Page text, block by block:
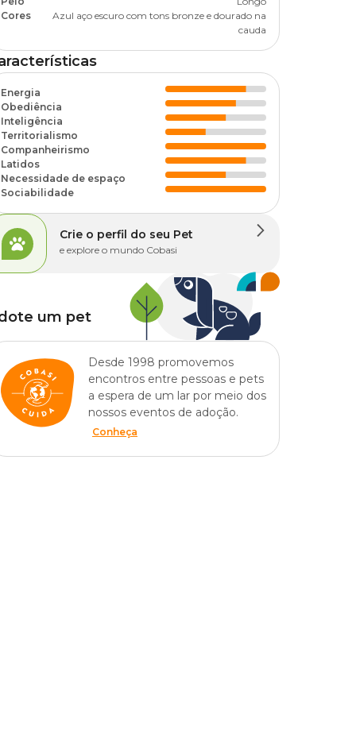
Cores
Azul aço escuro com tons bronze e dourado na
cauda
Energia
Obediência
Inteligência
Territorialismo
Companheirismo
Latidos
Necessidade de espaço
Sociabilidade
Crie o perfil do seu Pet
e explore o mundo Cobasi
um pet
Desde 1998 promovemos
encontros entre pessoas e pets
a espera de um lar por meio dos
nossos eventos de adoção.
Conheça